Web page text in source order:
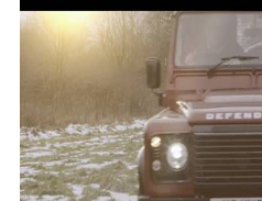
SHARE